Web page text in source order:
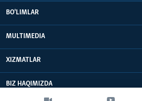
BO'LIMLAR
MULTIMEDIA
XIZMATLAR
BIZ HAQIMIZDA